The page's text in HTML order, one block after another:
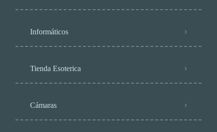
Informáticos
Tienda Esoterica
Cámaras